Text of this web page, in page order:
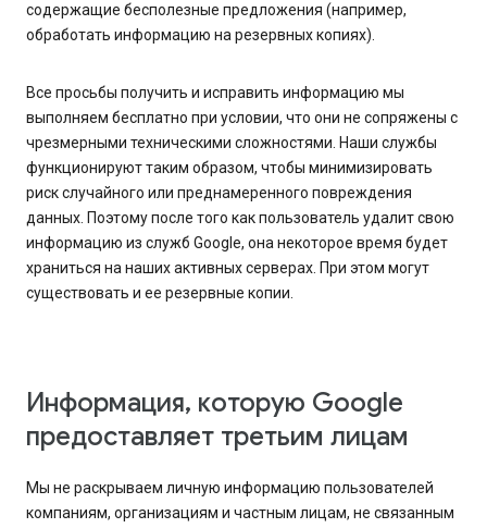
содержащие бесполезные предложения (например,
обработать информацию на резервных копиях).
Все просьбы получить и исправить информацию мы
выполняем бесплатно при условии, что они не сопряжены с
чрезмерными техническими сложностями. Наши службы
функционируют таким образом, чтобы минимизировать
риск случайного или преднамеренного повреждения
данных. Поэтому после того как пользователь удалит свою
информацию из служб Google, она некоторое время будет
храниться на наших активных серверах. При этом могут
существовать и ее резервные копии.
Информация, которую Google
предоставляет третьим лицам
Мы не раскрываем личную информацию пользователей
компаниям, организациям и частным лицам, не связанным